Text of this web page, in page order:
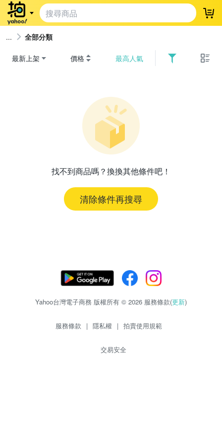
登
全部分類
最新上架 價格 最高人氣
找不到商品嗎？換換其他條件吧！
清除條件再搜尋
Yahoo台灣電子商務 版權所有 © 2026 服務條款(更新)
服務條款 | 隱私權 | 拍賣使用規範
交易安全